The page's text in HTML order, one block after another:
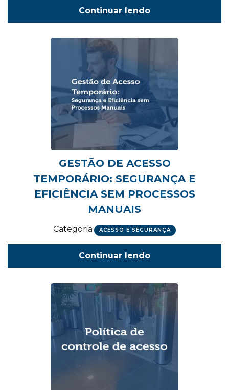
Continuar lendo
GESTÃO DE ACESSO
TEMPORÁRIO: SEGURANÇA E
EFICIÊNCIA SEM PROCESSOS
MANUAIS
Categoria ACESSO E SEGURANÇA
Continuar lendo